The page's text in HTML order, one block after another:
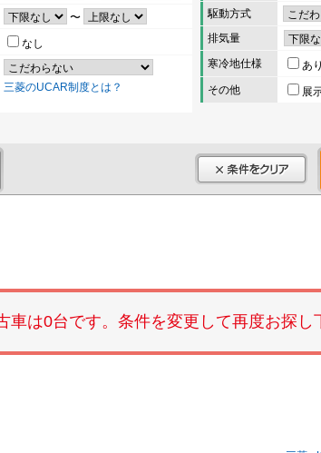
〜
なし
三菱のUCAR制度とは？
駆動方式
排気量
寒冷地仕様
あり
その他
展
車は0台です。条件を変更して再度お探し